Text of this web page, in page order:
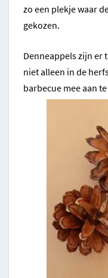
zo een plekje waar
gekozen.
Denneappels zijn er
niet alleen in de
barbecue mee aan